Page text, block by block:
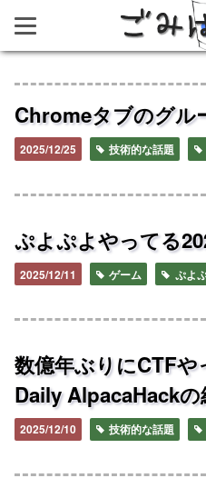
Chromeタブのグル
2025/12/25 技術的な話題
ぷよぷよやってる
2025/12/11 ゲーム ぷよ
数億年ぶりにCTF
Daily AlpacaHackの
2025/12/10 技術的な話題
ごみ